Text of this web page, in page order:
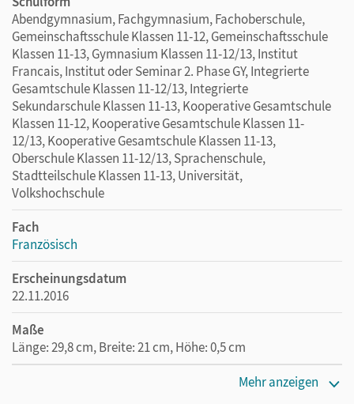
Abendgymnasium, Fachgymnasium, Fachoberschule,
Gemeinschaftsschule Klassen 11-12, Gemeinschaftsschule
Klassen 11-13, Gymnasium Klassen 11-12/13, Institut
Francais, Institut oder Seminar 2. Phase GY, Integrierte
Gesamtschule Klassen 11-12/13, Integrierte
Sekundarschule Klassen 11-13, Kooperative Gesamtschule
Klassen 11-12, Kooperative Gesamtschule Klassen 11-
12/13, Kooperative Gesamtschule Klassen 11-13,
Oberschule Klassen 11-12/13, Sprachenschule,
Stadtteilschule Klassen 11-13, Universität,
Volkshochschule
Fach
Französisch
Erscheinungsdatum
22.11.2016
Maße
Länge: 29,8 cm, Breite: 21 cm, Höhe: 0,5 cm
Mehr anzeigen